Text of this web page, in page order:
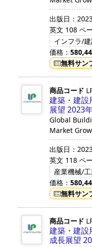
出版日：
英文 108 ペ
インフラ/
価格：
無料サン
商品コード
建築・建設
展望 2023
Global
Market
出版日：
英文 118 ペ
産業機械/
価格：
無料サン
商品コード
建築・建設
成長展望